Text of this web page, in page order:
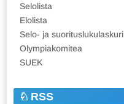
Selolista
Elolista
Selo- ja suorituslukulaskuri
Olympiakomitea
SUEK
RSS